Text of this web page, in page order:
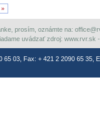
»
prosím, oznámte na:
uvádzať zdroj: www.rvr.sk
65 03, Fax: + 421 2 2090 65 35,